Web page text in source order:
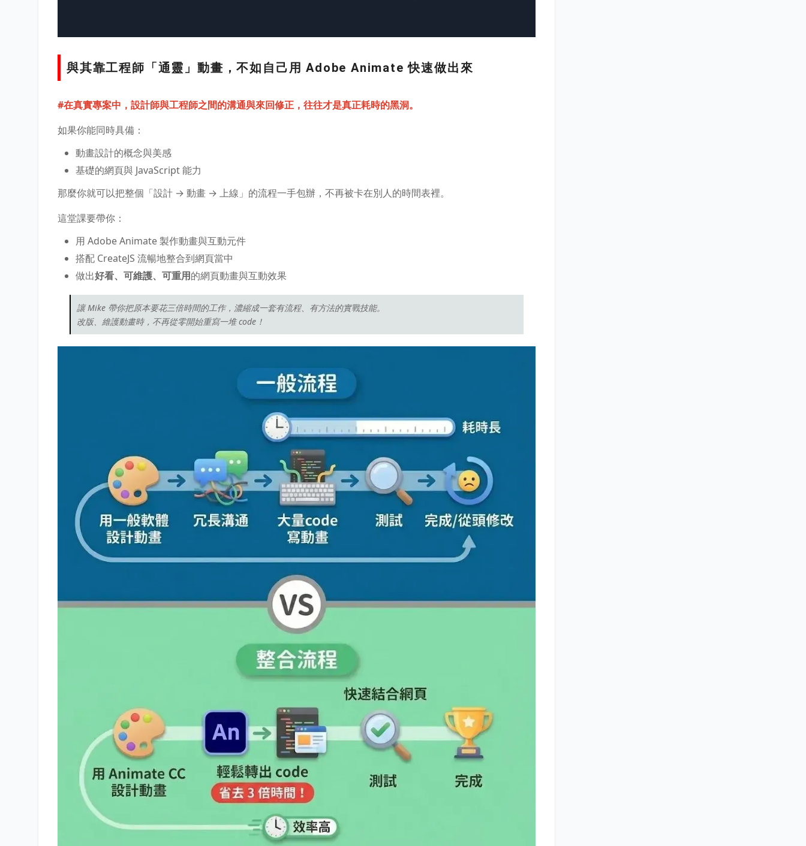
與其靠工程師「通靈」動畫，不如自己用 Adobe Animate 快速做出來
#在真實專案中，設計師與工程師之間的溝通與來回修正，往往才是真正耗時的黑洞。
如果你能同時具備：
動畫設計的概念與美感
基礎的網頁與 JavaScript 能力
那麼你就可以把整個「設計 → 動畫 → 上線」的流程一手包辦，不再被卡在別人的時間表裡。
這堂課要帶你：
用 Adobe Animate 製作動畫與互動元件
搭配 CreateJS 流暢地整合到網頁當中
做出好看、可維護、可重用的網頁動畫與互動效果
讓 Mike 帶你把原本要花三倍時間的工作，濃縮成一套有流程、有方法的實戰技能。
改版、維護動畫時，不再從零開始重寫一堆 code！